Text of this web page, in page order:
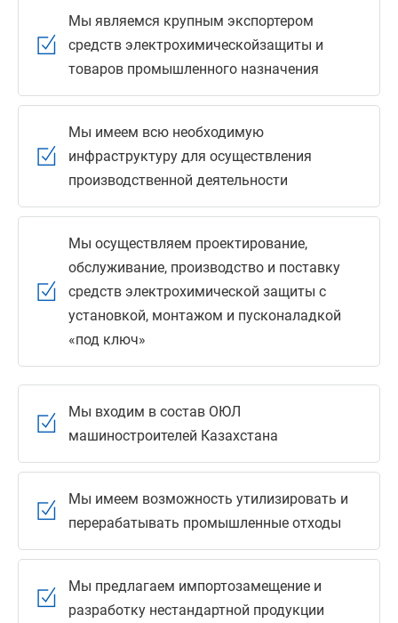
Мы являемся крупным экспортером
средств электрохимическойзащиты и
товаров промышленного назначения
Мы имеем всю необходимую
инфраструктуру для осуществления
производственной деятельности
Мы осуществляем проектирование,
обслуживание, производство и поставку
средств электрохимической защиты с
установкой, монтажом и пусконаладкой
«под ключ»
Мы входим в состав ОЮЛ
машиностроителей Казахстана
Мы имеем возможность утилизировать и
перерабатывать промышленные отходы
Мы предлагаем импортозамещение и
разработку нестандартной продукции